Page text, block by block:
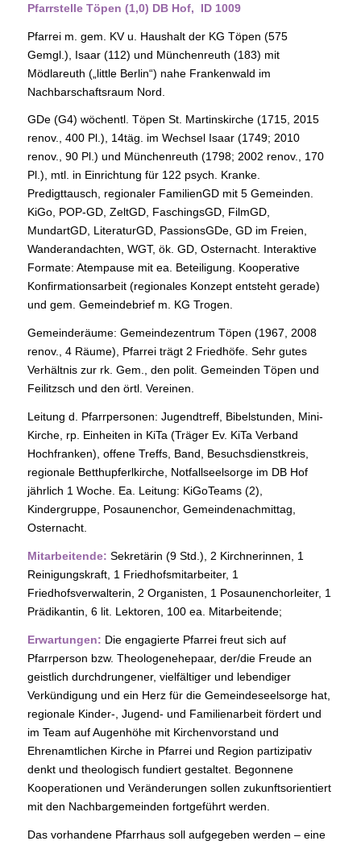
Pfarrstelle Töpen (1,0) DB Hof, ID 1009
Pfarrei m. gem. KV u. Haushalt der KG Töpen (575
Gemgl.), Isaar (112) und Münchenreuth (183) mit
Mödlareuth („little Berlin“) nahe Frankenwald im
Nachbarschaftsraum Nord.
GDe (G4) wöchentl. Töpen St. Martinskirche (1715, 2015
renov., 400 Pl.), 14täg. im Wechsel Isaar (1749; 2010
renov., 90 Pl.) und Münchenreuth (1798; 2002 renov., 170
Pl.), mtl. in Einrichtung für 122 psych. Kranke.
Predigttausch, regionaler FamilienGD mit 5 Gemeinden.
KiGo, POP-GD, ZeltGD, FaschingsGD, FilmGD,
MundartGD, LiteraturGD, PassionsGDe, GD im Freien,
Wanderandachten, WGT, ök. GD, Osternacht. Interaktive
Formate: Atempause mit ea. Beteiligung. Kooperative
Konfirmationsarbeit (regionales Konzept entsteht gerade)
und gem. Gemeindebrief m. KG Trogen.
Gemeinderäume: Gemeindezentrum Töpen (1967, 2008
renov., 4 Räume), Pfarrei trägt 2 Friedhöfe. Sehr gutes
Verhältnis zur rk. Gem., den polit. Gemeinden Töpen und
Feilitzsch und den örtl. Vereinen.
Leitung d. Pfarrpersonen: Jugendtreff, Bibelstunden, Mini-
Kirche, rp. Einheiten in KiTa (Träger Ev. KiTa Verband
Hochfranken), offene Treffs, Band, Besuchsdienstkreis,
regionale Betthupferlkirche, Notfallseelsorge im DB Hof
jährlich 1 Woche. Ea. Leitung: KiGoTeams (2),
Kindergruppe, Posaunenchor, Gemeindenachmittag,
Osternacht.
Mitarbeitende: Sekretärin (9 Std.), 2 Kirchnerinnen, 1
Reinigungskraft, 1 Friedhofsmitarbeiter, 1
Friedhofsverwalterin, 2 Organisten, 1 Posaunenchorleiter, 1
Prädikantin, 6 lit. Lektoren, 100 ea. Mitarbeitende;
Erwartungen: Die engagierte Pfarrei freut sich auf
Pfarrperson bzw. Theologenehepaar, der/die Freude an
geistlich durchdrungener, vielfältiger und lebendiger
Verkündigung und ein Herz für die Gemeindeseelsorge hat,
regionale Kinder-, Jugend- und Familienarbeit fördert und
im Team auf Augenhöhe mit Kirchenvorstand und
Ehrenamtlichen Kirche in Pfarrei und Region partizipativ
denkt und theologisch fundiert gestaltet. Begonnene
Kooperationen und Veränderungen sollen zukunftsorientiert
mit den Nachbargemeinden fortgeführt werden.
Das vorhandene Pfarrhaus soll aufgegeben werden – eine